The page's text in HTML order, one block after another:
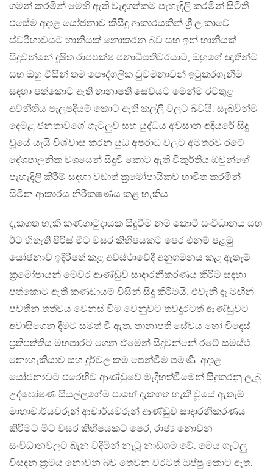
ගමන් කරමින් මෙහි ඇති වැදගත්කම පැහැදිලි කරමින් සිටිති.
එසේම අදාළ යෝජනාව කිසිඳු ආකාරයකින් ශ්‍රී ලංකාවේ
ස්වරීභාවයට හානියක් නොකරන බව සහ ඉන් හානියක්
සිදුවන්නේ දූෂිත රාජපක්ෂ ජනාධිපතිවරයාට, ඔහුගේ ඥාතීන්ට
සහ ඔහු විසින් තම පෞද්ගලික වුවමනාවන් ඉටුකරගැනීම
සඳහා පත්කොට ඇති තානාපති සේවයට මෙන්ම රටතුළ
අවනීතිය පැලපදියම් කොට ඇති කල්ලි වලට බවයි. සැබවින්ම
දෙමළ ජනතාවගේ ගැටලුව සහ යුද්ධය අවසාන අදියරේ සිදු
වූයේ යැයි විශ්වාස කරන යුධ අපරාධ වලට අමතරව රටේ
දේශපාලනික වශයෙන් සිදුවී කොට ඇති විකුර්තිය ඔවුන්ගේ
පැහැදිලි කිරීම් සඳහා වඩාත් ක්‍රමෝපායිකව භාවිත කරමින්
සිටින ආකාරය නිරීකෂණය කළ හැකිය.
දැකගත හැකි කණගාටුදායක සිදුවීම නම් කොටි සංවිධානය සහ
ඊට හිතැති පිරිස් මීට වසර කිහිපයකට පෙර එනම් පළමු
යෝජනාව ඉදිරිපත් කළ අවස්ථාවේදී අනුගමනය කළ ඇතැම්
ක්‍රමෝපායන් මෙවර ආණ්ඩුව සාදාරනීකරණය කිරීම සඳහා
පත්කොට ඇති කණඩායම් විසින් සිදු කිරීමයි. එවැනි දෑ මඟින්
පවතින තත්වය වෙනස් වීම වෙනුවට තවදුරටත් ආණ්ඩුවට
අවාසීගෙන දීමට සමත් වී ඇත. තානාපති සේවය හෝ විදෙස්
ප්‍රතිපත්තිය මහපාරට ගෙන ඒමෙන් සිදුවන්නේ රටේ සමස්ථ
නොහැකියාව සහ දුර්වල කම පෙන්වීම පමණි. අදාළ
යෝජනාවට එරෙහිව ආණ්ඩුවේ මැදිහත්වීමෙන් සිදුකරනු ලැබූ
උද්ඝෝෂණ සියල්ලගේම පාහේ දැකගත හැකි වූයේ ඇතැම්
මාහාචාර්යවරුන් ආචාර්යවරුන් ආණ්ඩුව සාදාරනීකරණය
කිරීමට මීට වසර කිහිපයකට පෙර, රාජ්‍ය නොවන
සංවිධානවලට බැන වදිමින් නැටූ නාඩගම වේ. මෙය ගැටලු
විසඳන ක්‍රමය නොවන බව තෙවන වරටත් ඔප්පු කොට ඇත.